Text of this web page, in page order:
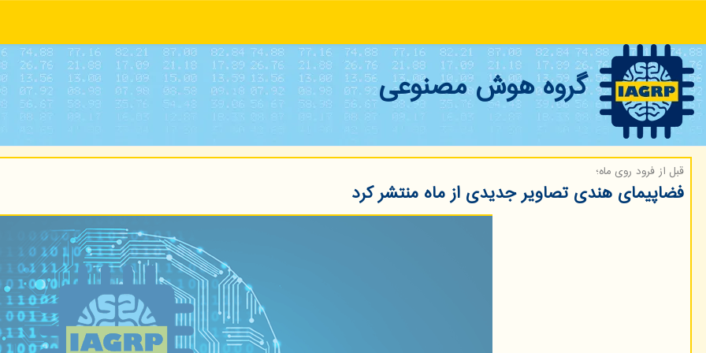
گروه هوش مصنوعی
قبل از فرود روی ماه؛
فضاپیمای هندی تصاویر جدیدی از ماه منتشر کرد